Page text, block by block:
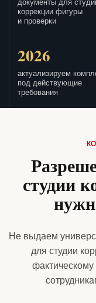
документы для
коррекции фигуры
и проверки
2026
актуализируем
под действующие
требования
студии
Не выдаем
для студии